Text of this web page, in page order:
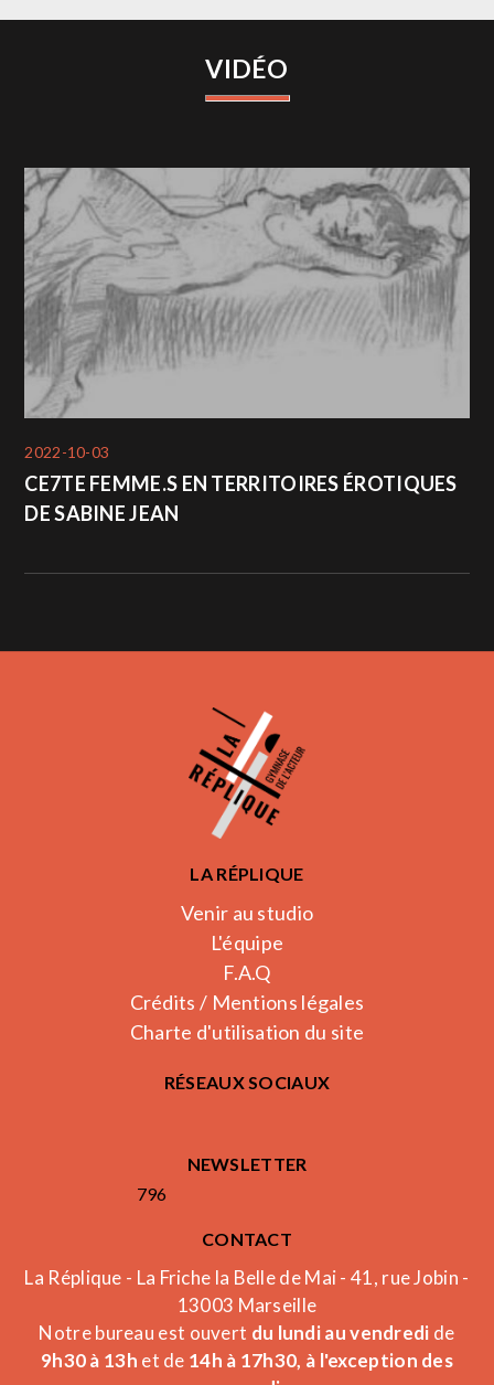
VIDÉO
2022-10-03
CE7TE FEMME.S EN TERRITOIRES ÉROTIQUES
DE SABINE JEAN
LA RÉPLIQUE
Venir au studio
L'équipe
F.A.Q
Crédits / Mentions légales
Charte d'utilisation du site
RÉSEAUX SOCIAUX
NEWSLETTER
796
CONTACT
La Réplique - La Friche la Belle de Mai - 41, rue Jobin -
13003 Marseille
Notre bureau est ouvert du lundi au vendredi de
9h30 à 13h et de 14h à 17h30, à l'exception des